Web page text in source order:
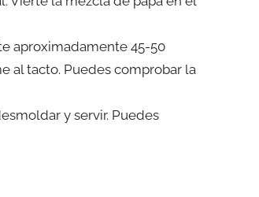
aproximadamente 45-50
al tacto. Puedes comprobar la
y servir. Puedes